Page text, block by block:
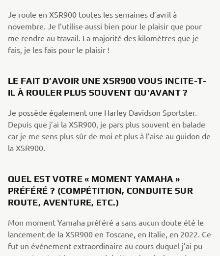
Je roule en XSR900 toutes les semaines d’avril à
novembre. Je l’utilise aussi bien pour le plaisir que pour
me rendre au travail. La majorité des kilomètres que je
fais, je les fais pour le plaisir !
LE FAIT D’AVOIR UNE XSR900 VOUS INCITE-T-
IL À ROULER PLUS SOUVENT QU’AVANT ?
Je possède également une Harley Davidson Sportster.
Depuis que j’ai la XSR900, je pars plus souvent en balade
car je me sens plus sûr de moi et plus à l’aise au guidon de
la XSR900.
QUEL EST VOTRE « MOMENT YAMAHA »
PRÉFÉRÉ ? (COMPÉTITION, CONDUITE SUR
ROUTE, AVENTURE, ETC.)
Mon moment Yamaha préféré a sans aucun doute été le
lancement de la XSR900 en Toscane, en Italie, en 2022. Ce
fut un événement extraordinaire au cours duquel j’ai pu